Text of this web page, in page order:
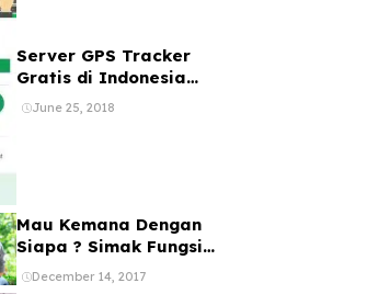
Server GPS Tracker
Gratis di Indonesia
Bebas Registrasi 1 Akun
Banyak Device
June 25, 2018
Mau Kemana Dengan
Siapa ? Simak Fungsi
dan Manfaat GPS Mobil
December 14, 2017